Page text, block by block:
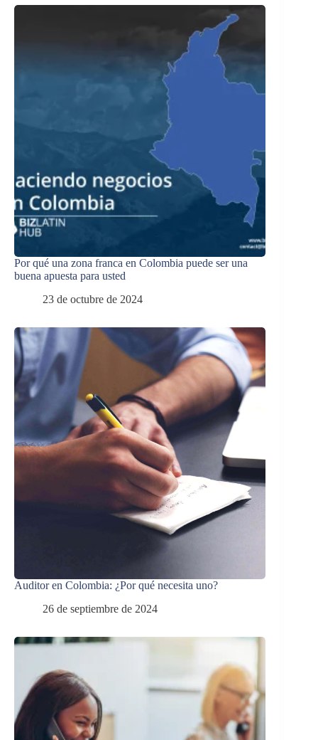
Por qué una zona franca en Colombia puede ser una
buena apuesta para usted
23 de octubre de 2024
Auditor en Colombia: ¿Por qué necesita uno?
26 de septiembre de 2024